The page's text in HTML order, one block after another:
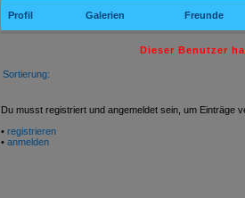
Profil Galerien Freunde
Dieser Benutzer
Sortierung:
Du musst registriert und angemeldet sein, um Einträge
• registrieren
• anmelden